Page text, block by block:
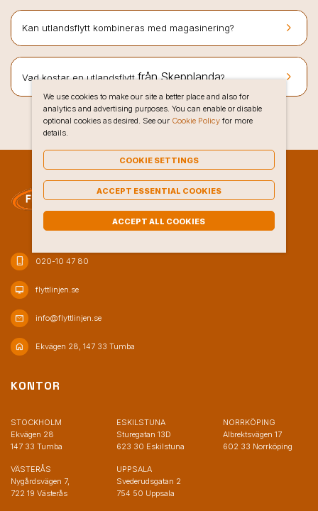
keyboard_arrow_right
Kan utlandsflytt kombineras med magasinering?
keyboard_arrow_right
Vad kostar en utlandsflyttfrån Skepplanda?
phone_iphone 020-10 47 80
desktop_mac flyttlinjen.se
mail info@flyttlinjen.se
home Ekvägen 28, 147 33 Tumba
KONTOR
STOCKHOLM
Ekvägen 28
147 33 Tumba
VÄSTERÅS
Nygårdsvägen 7,
722 19 Västerås
ESKILSTUNA
Sturegatan 13D
623 30 Eskilstuna
UPPSALA
Svederudsgatan 2
754 50 Uppsala
NORRKÖPING
Albrektsvägen 17
602 33 Norrköping
We use cookies to make our site a better place and also for
analytics and advertising purposes. You can enable or disable
optional cookies as desired. See our Cookie Policyfor more
details.
COOKIE SETTINGS
ACCEPT ESSENTIAL COOKIES
ACCEPT ALL COOKIES